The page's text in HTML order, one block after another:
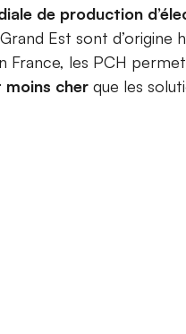
de production
Est sont d’origine
les PCH
moins cher que les